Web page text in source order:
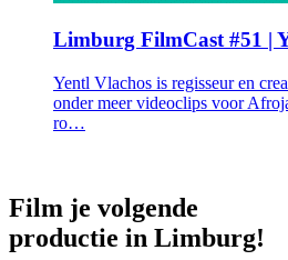
Limburg FilmCast #51 |
Yentl Vlachos is regisseur en
onder meer videoclips voor
ro…
Film je volgende
productie in Limburg!